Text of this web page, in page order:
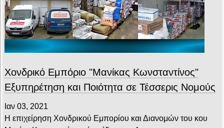
Χονδρικό Εμπόριο "Μανίκας Κωνσταντίνος"
Εξυπηρέτηση και Ποιότητα σε Τέσσερις Νομούς
Ιαν 03, 2021
Η επιχείρηση Χονδρικού Εμπορίου και Διανομών του κου